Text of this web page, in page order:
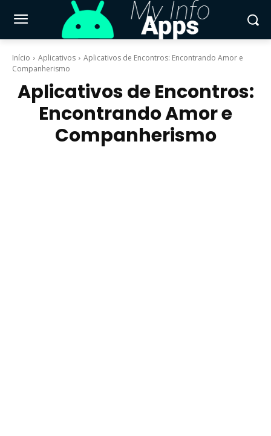
Início Aplicativos
Aplicativos de Encontros: Encontrando Amor e
Companherismo
Aplicativos de Encontros:
Encontrando Amor e
Companherismo